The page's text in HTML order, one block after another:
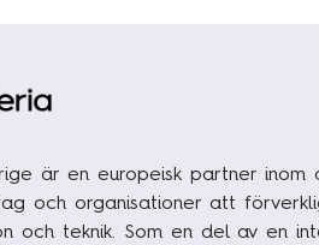
är en europeisk partner inom
och organisationer att
och teknik. Som en del av en